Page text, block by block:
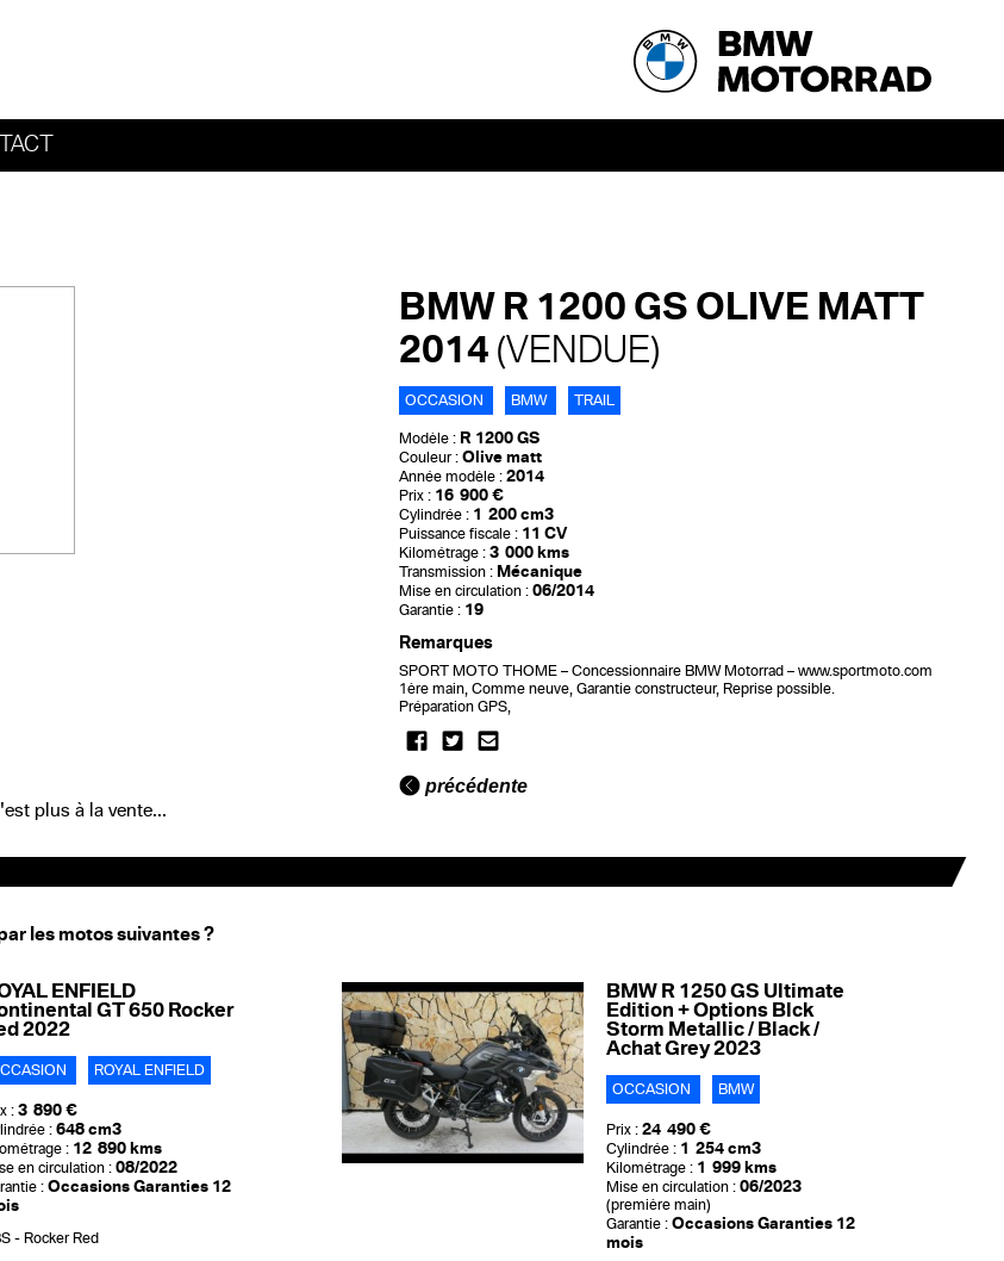
BMW R 1200 GS OLIVE MATT
2014 (VENDUE)
OCCASION BMW TRAIL
Modèle : R 1200 GS
Couleur : Olive matt
Année modèle : 2014
Prix : 16 900 €
Cylindrée : 1 200 cm3
Puissance fiscale : 11 CV
Kilométrage : 3 000 kms
Transmission : Mécanique
Mise en circulation : 06/2014
Garantie : 19
Remarques
SPORT MOTO THOME – Concessionnaire BMW Motorrad – www.sportmoto.com
1ère main, Comme neuve, Garantie constructeur, Reprise possible.
Préparation GPS,
précédente
plus à la vente...
les motos suivantes ?
ENFIELD
GT 650 Rocker
2022
ROYAL ENFIELD
: 3 890 €
: 648 cm3
: 12 890 kms
en circulation : 08/2022
: Occasions Garanties 12
Rocker Red
BMW R 1250 GS Ultimate
Edition + Options Blck
Storm Metallic / Black /
Achat Grey 2023
OCCASION BMW
Prix : 24 490 €
Cylindrée : 1 254 cm3
Kilométrage : 1 999 kms
Mise en circulation : 06/2023
(première main)
Garantie : Occasions Garanties 12
mois